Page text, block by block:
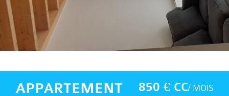
850 € CC/ MOIS
APPARTEMENT